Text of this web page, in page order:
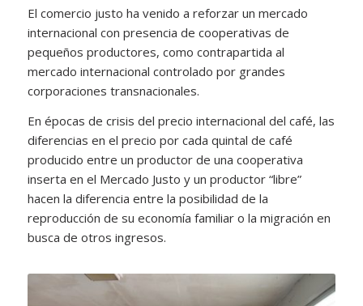
El comercio justo ha venido a reforzar un mercado
internacional con presencia de cooperativas de
pequeños productores, como contrapartida al
mercado internacional controlado por grandes
corporaciones transnacionales.
En épocas de crisis del precio internacional del café, las
diferencias en el precio por cada quintal de café
producido entre un productor de una cooperativa
inserta en el Mercado Justo y un productor “libre”
hacen la diferencia entre la posibilidad de la
reproducción de su economía familiar o la migración en
busca de otros ingresos.